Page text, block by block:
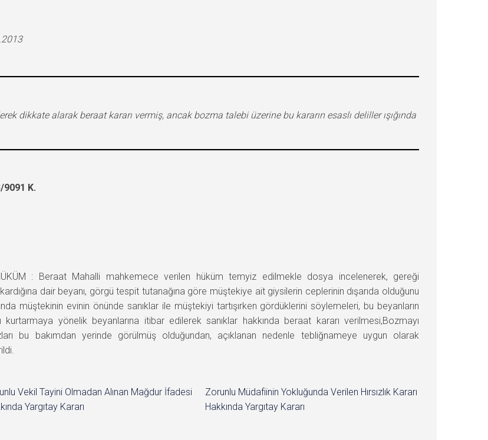
dikkate alarak beraat kararı vermiş, ancak bozma talebi üzerine bu kararın esaslı deliller ışığında
K.
: Beraat Mahalli mahkemece verilen hüküm temyiz edilmekle dosya incelenerek, gereği
dair beyanı, görgü tespit tutanağına göre müştekiye ait giysilerin ceplerinin dışarıda olduğunu
müştekinin evinin önünde sanıklar ile müştekiyi tartışırken gördüklerini söylemeleri, bu beyanların
kurtarmaya yönelik beyanlarına itibar edilerek sanıklar hakkında beraat kararı verilmesi,Bozmayı
bu bakımdan yerinde görülmüş olduğundan, açıklanan nedenle tebliğnameye uygun olarak
Vekil Tayini Olmadan Alınan Mağdur İfadesi
Yargıtay Kararı
Zorunlu Müdafiinin Yokluğunda Verilen Hırsızlık Kararı
Hakkında Yargıtay Kararı